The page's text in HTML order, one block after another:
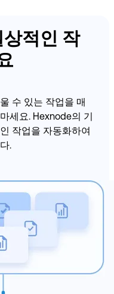
적인 작
수 있는 작업을 매
세요. Hexnode의 기
작업을 자동화하여
.